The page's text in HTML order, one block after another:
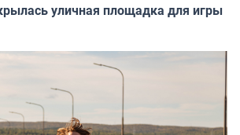
уличная площадка для игры